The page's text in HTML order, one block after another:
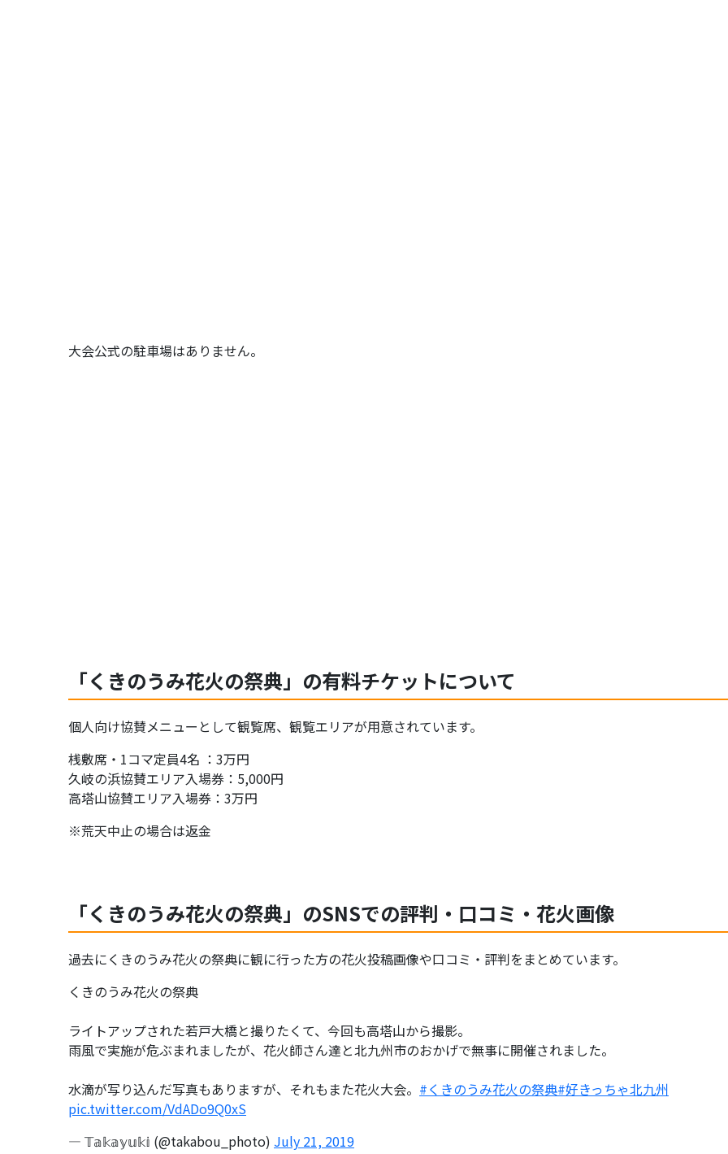
大会公式の駐車場はありません。
「くきのうみ花火の祭典」の有料チケットについて
個人向け協賛メニューとして観覧席、観覧エリアが用意されています。
桟敷席・1コマ定員4名 ：3万円
久岐の浜協賛エリア入場券：5,000円
高塔山協賛エリア入場券：3万円
※荒天中止の場合は返金
「くきのうみ花火の祭典」のSNSでの評判・口コミ・花火画像
過去にくきのうみ花火の祭典に観に行った方の花火投稿画像や口コミ・評判をまとめています。
くきのうみ花火の祭典
ライトアップされた若戸大橋と撮りたくて、今回も高塔山から撮影。
雨風で実施が危ぶまれましたが、花火師さん達と北九州市のおかげで無事に開催されました。
水滴が写り込んだ写真もありますが、それもまた花火大会。 #くきのうみ花火の祭典#好きっちゃ北九州
pic.twitter.com/VdADo9Q0xS
— 𝕋𝕒𝕜𝕒𝕪𝕦𝕜𝕚 (@takabou_photo) July 21, 2019